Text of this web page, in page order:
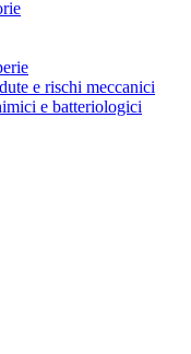
e rischi meccanici
e batteriologici